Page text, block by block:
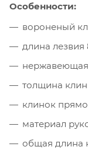
Особенности:
вороненый
длина лезвия
нержавеющая
толщина
клинок
материал
общая длина